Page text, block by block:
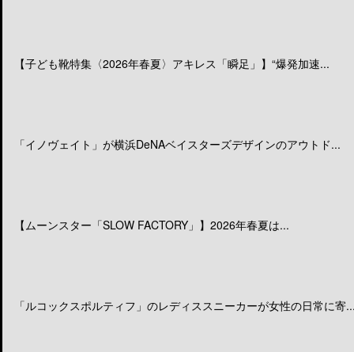
【子ども靴特集〈2026年春夏〉アキレス「瞬足」】“爆発加速...
「イノヴェイト」が横浜DeNAベイスターズデザインのアウトド...
【ムーンスター「SLOW FACTORY」】2026年春夏は...
「ルコックスポルティフ」のレディススニーカーが女性の日常に寄